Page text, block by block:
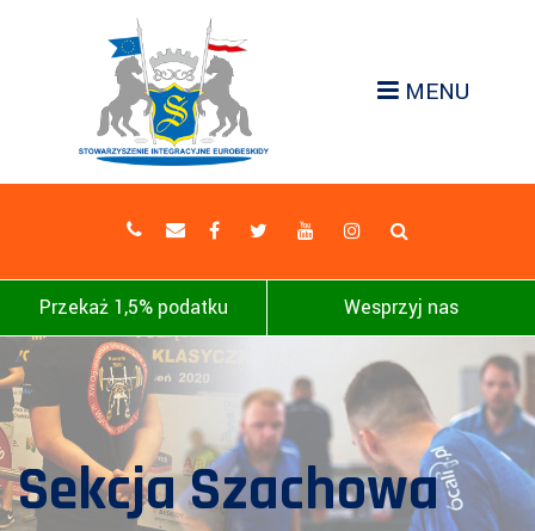
MENU
Przekaż 1,5% podatku Wesprzyj nas
Sekcja Szachowa